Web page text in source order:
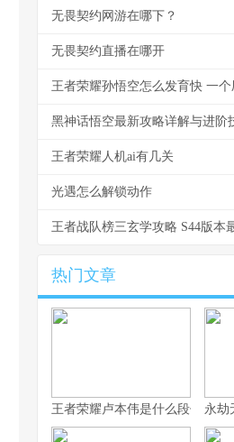
无畏契约网游在哪下？
无畏契约直播在哪开
黑神话悟空最新攻略详解与进阶
王者荣耀人机ai有几关
光遇怎么解锁动作
王者战队榜三玄学攻略 S44版本
热门文章
王者荣耀卢本伟是什么段位 从数
永劫